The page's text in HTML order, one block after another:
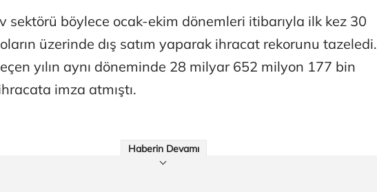
sektörü böylece ocak-ekim dönemleri itibarıyla ilk kez 30
üzerinde dış satım yaparak ihracat rekorunu tazeledi.
yılın aynı döneminde 28 milyar 652 milyon 177 bin
imza atmıştı.
Haberin Devamı
Ali Eyüboğlu
Ahbap’a bağışları kayıp ünlüler var
Ali Eyüboğlu